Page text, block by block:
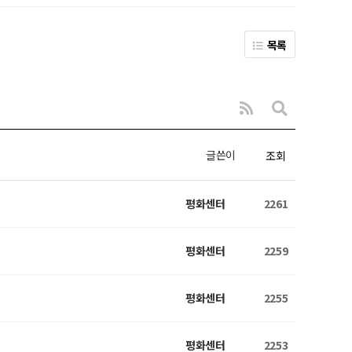
목록
글쓴이 조회
평화센터 2261
평화센터 2259
평화센터 2255
평화센터 2253